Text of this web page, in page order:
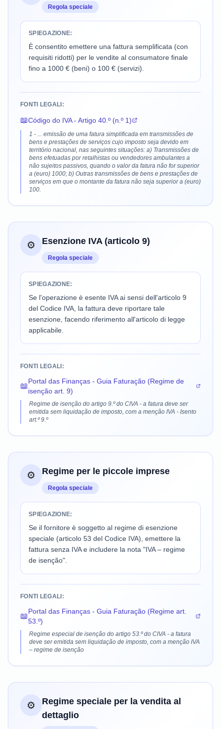
Regola speciale
SPIEGAZIONE:
È consentito emettere una fattura semplificata (con
requisiti ridotti) per le vendite al consumatore finale
fino a 1000 € (beni) o 100 € (servizi).
FONTI LEGALI:
📖Código do IVA - Artigo 40.º (n.º 1)
1 - ... emissão de uma fatura simplificada em transmissões de
bens e prestações de serviços cujo imposto seja devido em
território nacional, nas seguintes situações: a) Transmissões de
bens efetuadas por retalhistas ou vendedores ambulantes a
não sujeitos passivos, quando o valor da fatura não for superior
a (euro) 1000; b) Outras transmissões de bens e prestações de
serviços em que o montante da fatura não seja superior a (euro)
100.
⚙️ Esenzione IVA (articolo 9)
Regola speciale
SPIEGAZIONE:
Se l'operazione è esente IVA ai sensi dell'articolo 9
del Codice IVA, la fattura deve riportare tale
esenzione, facendo riferimento all'articolo di legge
applicabile.
FONTI LEGALI:
📖
Portal das Finanças - Guia Faturação (Regime de
isenção art. 9)
Regime de isenção do artigo 9.º do CIVA - a fatura deve ser
emitida sem liquidação de imposto, com a menção IVA - Isento
art.º 9.º
⚙️ Regime per le piccole imprese
Regola speciale
SPIEGAZIONE:
Se il fornitore è soggetto al regime di esenzione
speciale (articolo 53 del Codice IVA), emettere la
fattura senza IVA e includere la nota "IVA – regime
de isenção".
FONTI LEGALI:
📖
Portal das Finanças - Guia Faturação (Regime art.
53.º)
Regime especial de isenção do artigo 53.º do CIVA - a fatura
deve ser emitida sem liquidação de imposto, com a menção IVA
– regime de isenção
⚙️
Regime speciale per la vendita al
dettaglio